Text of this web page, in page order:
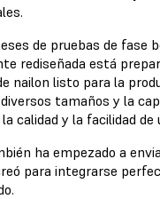
de pruebas de fase
rediseñada está
nailon listo para la
tamaños y la
calidad y la facilidad de
ha empezado a
para integrarse